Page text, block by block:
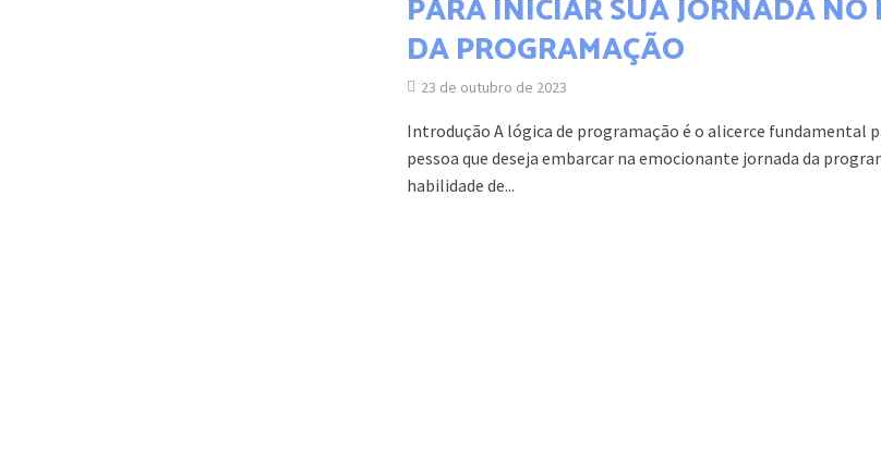
PARA INICIAR SUA JORNADA
DA PROGRAMAÇÃO
23 de outubro de 2023
Introdução A lógica de programação é o alicerce fundamental
pessoa que deseja embarcar na emocionante jornada da
habilidade de...